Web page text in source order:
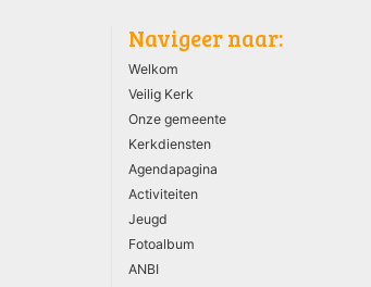
Navigeer naar:
Welkom
Veilig Kerk
Onze gemeente
Kerkdiensten
Agendapagina
Activiteiten
Jeugd
Fotoalbum
ANBI